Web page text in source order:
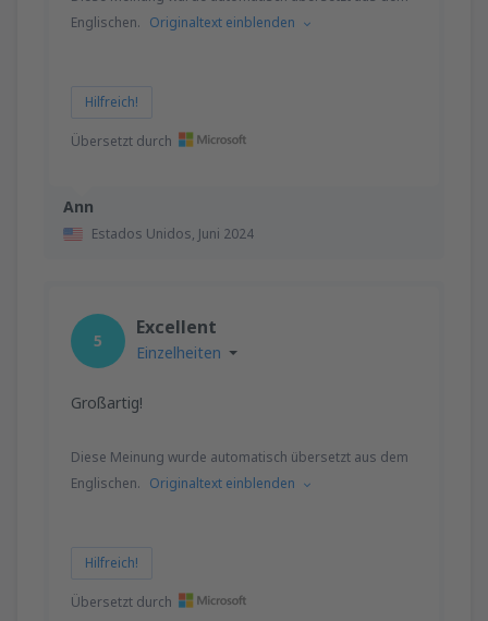
Ann
Estados Unidos, Juni 2024
Englischen. Originaltext einblenden
Hilfreich!
Übersetzt durch
5
Excellent
Einzelheiten
Großartig!
Diese Meinung wurde automatisch übersetzt aus dem
Englischen. Originaltext einblenden
Hilfreich!
Übersetzt durch